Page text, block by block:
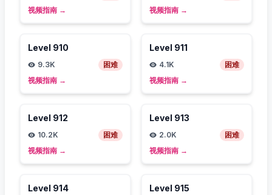
视频指南 → 视频指南 →
Level 910
9.3K
困难
视频指南 →
Level 911
4.1K
困难
视频指南 →
Level 912
10.2K
困难
视频指南 →
Level 913
2.0K
困难
视频指南 →
Level 914 Level 915